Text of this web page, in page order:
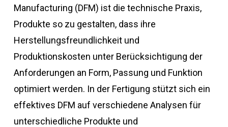
Manufacturing (DFM) ist die technische Praxis,
Produkte so zu gestalten, dass ihre
Herstellungsfreundlichkeit und
Produktionskosten unter Berücksichtigung der
Anforderungen an Form, Passung und Funktion
optimiert werden. In der Fertigung stützt sich ein
effektives DFM auf verschiedene Analysen für
unterschiedliche Produkte und